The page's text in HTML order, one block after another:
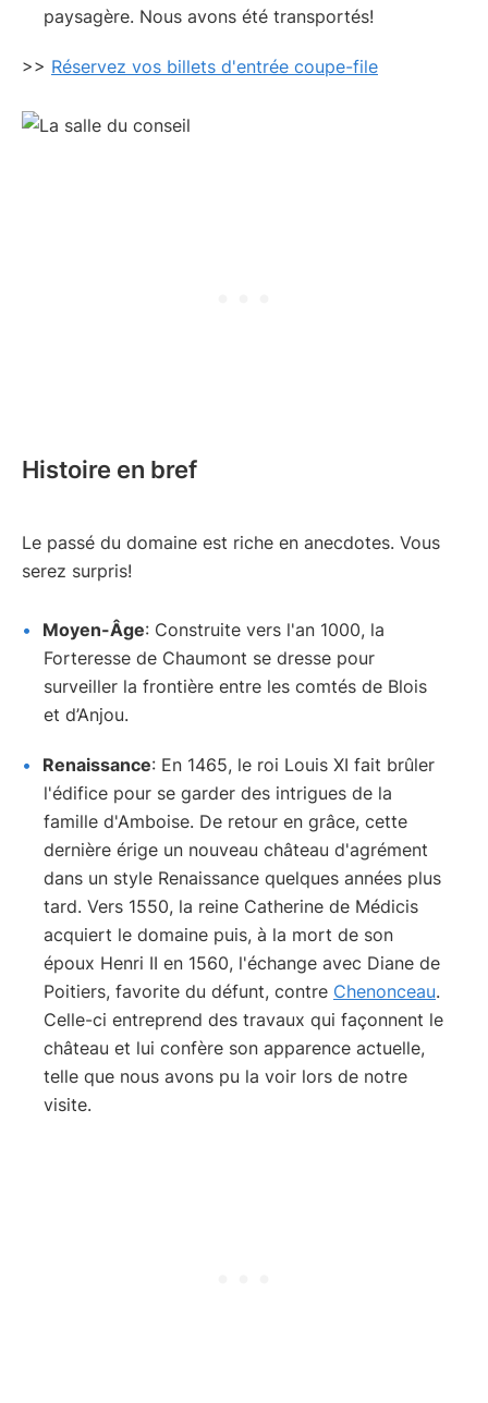
paysagère. Nous avons été transportés!
>> Réservez vos billets d'entrée coupe-file
Histoire en bref
Le passé du domaine est riche en anecdotes. Vous
serez surpris!
Moyen-Âge: Construite vers l'an 1000, la
Forteresse de Chaumont se dresse pour
surveiller la frontière entre les comtés de Blois
et d’Anjou.
Renaissance: En 1465, le roi Louis XI fait brûler
l'édifice pour se garder des intrigues de la
famille d'Amboise. De retour en grâce, cette
dernière érige un nouveau château d'agrément
dans un style Renaissance quelques années plus
tard. Vers 1550, la reine Catherine de Médicis
acquiert le domaine puis, à la mort de son
époux Henri II en 1560, l'échange avec Diane de
Poitiers, favorite du défunt, contre Chenonceau.
Celle-ci entreprend des travaux qui façonnent le
château et lui confère son apparence actuelle,
telle que nous avons pu la voir lors de notre
visite.